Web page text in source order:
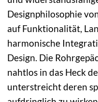
Designphilosophie
auf Funktionalität,
harmonische
Design. Die
nahtlos in das Heck
unterstreicht deren